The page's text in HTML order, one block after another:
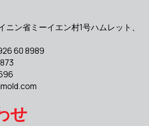
ン省ミーイエン村1号ハムレット、
60 8989
せ